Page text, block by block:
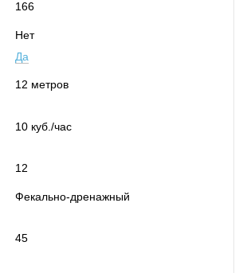
166
Нет
Да
12 метров
10 куб./час
12
Фекально-дренажный
45